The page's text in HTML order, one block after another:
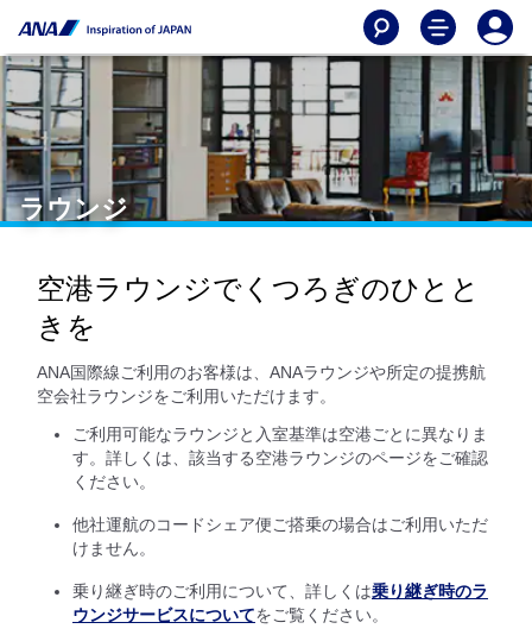
ラウンジ
空港ラウンジでくつろぎのひとと
きを
ANA国際線ご利用のお客様は、ANAラウンジや所定の提携航
空会社ラウンジをご利用いただけます。
ご利用可能なラウンジと入室基準は空港ごとに異なりま
す。詳しくは、該当する空港ラウンジのページをご確認
ください。
他社運航のコードシェア便ご搭乗の場合はご利用いただ
けません。
乗り継ぎ時のご利用について、詳しくは乗り継ぎ時のラ
ウンジサービスについてをご覧ください。